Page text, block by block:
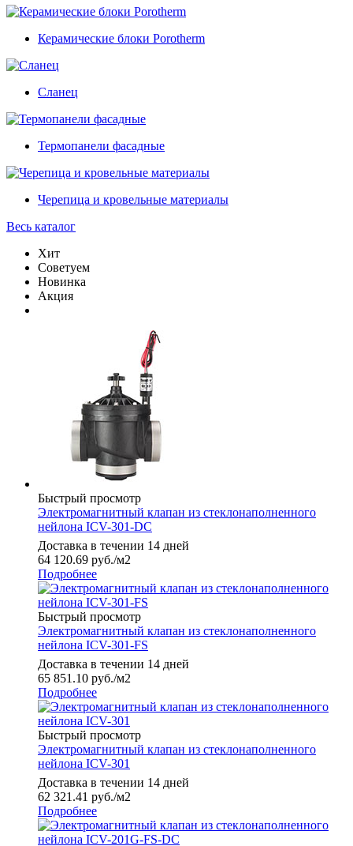
Керамические блоки Porotherm
Сланец
Термопанели фасадные
Черепица и кровельные материалы
Весь каталог
Хит
Советуем
Новинка
Акция
Быстрый просмотр
Электромагнитный клапан из стеклонаполненного
нейлона ICV-301-DC
Доставка в течении 14 дней
64 120.69 руб./м2
Подробнее
Быстрый просмотр
Электромагнитный клапан из стеклонаполненного
нейлона ICV-301-FS
Доставка в течении 14 дней
65 851.10 руб./м2
Подробнее
Быстрый просмотр
Электромагнитный клапан из стеклонаполненного
нейлона ICV-301
Доставка в течении 14 дней
62 321.41 руб./м2
Подробнее